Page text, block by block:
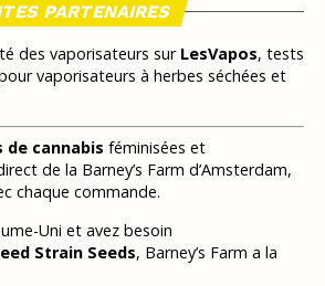
PARTENAIRES
des vaporisateurs sur LesVapos, tests
vaporisateurs à herbes séchées et
de cannabis féminisées et
de la Barney’s Farm d’Amsterdam,
chaque commande.
Uni et avez besoin
Strain Seeds, Barney’s Farm a la